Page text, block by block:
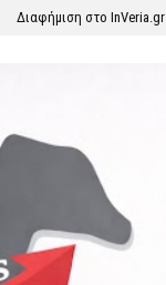
Διαφήμιση στο InVeria.gr